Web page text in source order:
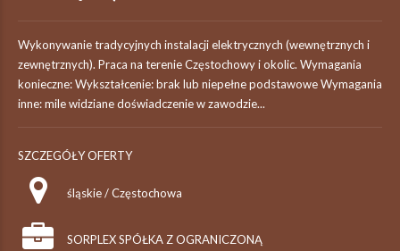
Wykonywanie tradycyjnych instalacji elektrycznych (wewnętrznych i
zewnętrznych). Praca na terenie Częstochowy i okolic. Wymagania
konieczne: Wykształcenie: brak lub niepełne podstawowe Wymagania
inne: mile widziane doświadczenie w zawodzie...
SZCZEGÓŁY OFERTY
śląskie / Częstochowa
SORPLEX SPÓŁKA Z OGRANICZONĄ